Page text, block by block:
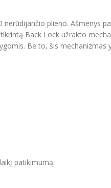
plieno. Ašmenys
Back Lock užrakto
Be to, šis mechanizmas
patikimumą.